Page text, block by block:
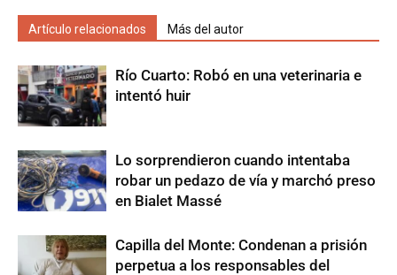
Artículo relacionados Más del autor
Río Cuarto: Robó en una veterinaria e
intentó huir
Lo sorprendieron cuando intentaba
robar un pedazo de vía y marchó preso
en Bialet Massé
Capilla del Monte: Condenan a prisión
perpetua a los responsables del